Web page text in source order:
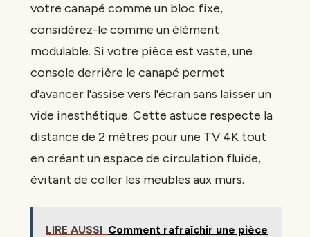
votre canapé comme un bloc fixe,
considérez-le comme un élément
modulable. Si votre pièce est vaste, une
console derrière le canapé permet
d'avancer l'assise vers l'écran sans laisser un
vide inesthétique. Cette astuce respecte la
distance de 2 mètres pour une TV 4K tout
en créant un espace de circulation fluide,
évitant de coller les meubles aux murs.
LIRE AUSSI Comment rafraîchir une pièce